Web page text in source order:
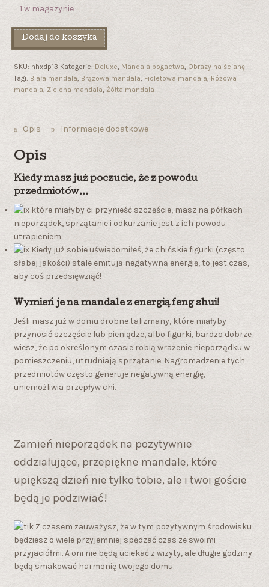
1 w magazynie
Dodaj do koszyka
SKU: hhxdp13 Kategorie: Deluxe Mandala bogactwa Obrazy na ścianę
Tagi: Biała mandala Brązowa mandala Fioletowa mandala Różowa
mandala Zielona mandala Żółta mandala
Opis Informacje dodatkowe
Opis
Kiedy masz już poczucie, że z powodu
przedmiotów…
które miałyby ci przynieść szczęście, masz na półkach
nieporządek, sprzątanie i odkurzanie jest z ich powodu
utrapieniem.
Kiedy już sobie uświadomiłeś, że chińskie figurki (często
słabej jakości) stale emitują negatywną energię, to jest czas,
aby coś przedsięwziąć!
Wymień je na mandale z energią feng shui!
Jeśli masz już w domu drobne talizmany, które miałyby
przynosić szczęście lub pieniądze, albo figurki, bardzo dobrze
wiesz, że po określonym czasie robią wrażenie nieporządku w
pomieszczeniu, utrudniają sprzątanie. Nagromadzenie tych
przedmiotów często generuje negatywną energię,
uniemożliwia przepływ chi.
Zamień nieporządek na pozytywnie
oddziałujące, przepiękne mandale, które
upiększą dzień nie tylko tobie, ale i twoi goście
będą je podziwiać!
Z czasem zauważysz, że w tym pozytywnym środowisku
będziesz o wiele przyjemniej spędzać czas ze swoimi
przyjaciółmi. A oni nie będą uciekać z wizyty, ale długie godziny
będą smakować harmonię twojego domu.